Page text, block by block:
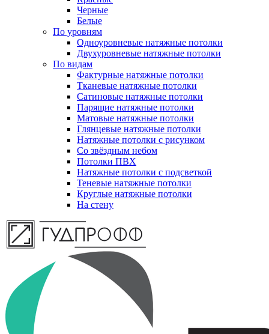
Черные
Белые
По уровням
Одноуровневые натяжные потолки
Двухуровневые натяжные потолки
По видам
Фактурные натяжные потолки
Тканевые натяжные потолки
Сатиновые натяжные потолки
Парящие натяжные потолки
Матовые натяжные потолки
Глянцевые натяжные потолки
Натяжные потолки с рисунком
Со звёздным небом
Потолки ПВХ
Натяжные потолки с подсветкой
Теневые натяжные потолки
Круглые натяжные потолки
На стену